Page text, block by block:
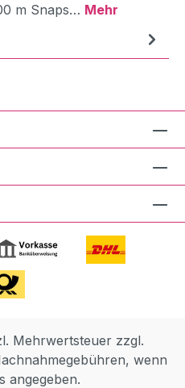
m Snaps… Mehr
Mehrwertsteuer zzgl.
wenn
angegeben.